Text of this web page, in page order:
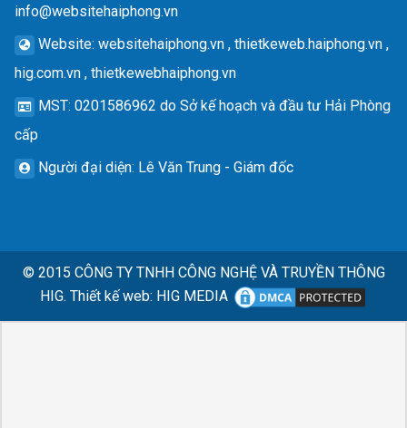
info@websitehaiphong.vn
Website: websitehaiphong.vn , thietkeweb.haiphong.vn ,
hig.com.vn , thietkewebhaiphong.vn
MST: 0201586962 do Sở kế hoạch và đầu tư Hải Phòng
cấp
Người đại diện: Lê Văn Trung - Giám đốc
© 2015 CÔNG TY TNHH CÔNG NGHỆ VÀ TRUYỀN THÔNG
HIG. Thiết kế web: HIG MEDIA